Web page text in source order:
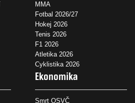
MMA
Fotbal 2026/27
Hokej 2026
Tenis 2026
F1 2026
Atletika 2026
Cyklistika 2026
Ekonomika
Smrt OSVČ